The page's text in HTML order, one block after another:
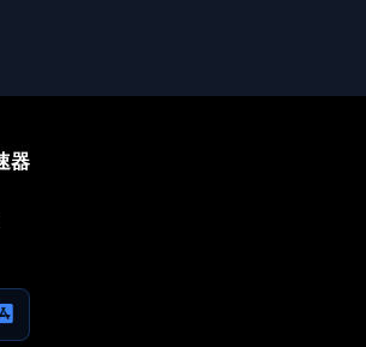
器